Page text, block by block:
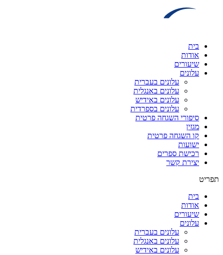
בית
אודות
שיעורים
עלונים
עלונים בעברית
עלונים באנגלית
עלונים באידיש
עלונים בספרדית
סיפורי השגחה פרטית
מגזין
קו השגחה פרטית
ישועות
רכישת ספרים
יצירת קשר
תפריט
בית
אודות
שיעורים
עלונים
עלונים בעברית
עלונים באנגלית
עלונים באידיש